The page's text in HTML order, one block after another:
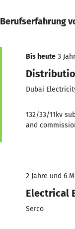
Berufserfahrung
Bis heute 3
Dubai
132/33/11kv
and
2 Jahre und 6
Electrical
Serco